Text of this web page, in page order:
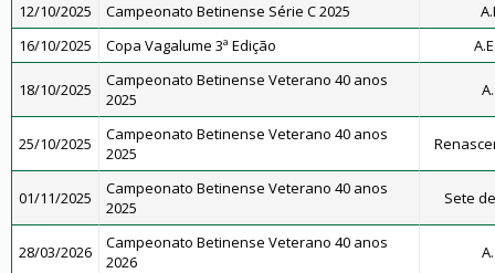
12/10/2025
Campeonato Betinense Série C 2025
16/10/2025
Copa Vagalume 3ª Edição
18/10/2025
Campeonato Betinense Veterano 40 anos
2025
25/10/2025
Campeonato Betinense Veterano 40 anos
2025
01/11/2025
Campeonato Betinense Veterano 40 anos
2025
Sete
28/03/2026
Campeonato Betinense Veterano 40 anos
2026